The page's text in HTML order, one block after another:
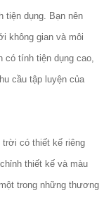
tiện dụng. Bạn nên
không gian và môi
có tính tiện dụng cao,
cầu tập luyện của
trời có thiết kế riêng
thiết kế và màu
trong những thương